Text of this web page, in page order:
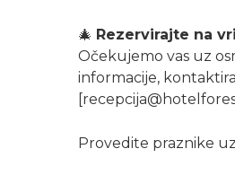
🎄 Rezervirajte na
Očekujemo vas uz
informacije,
[
Provedite praznike